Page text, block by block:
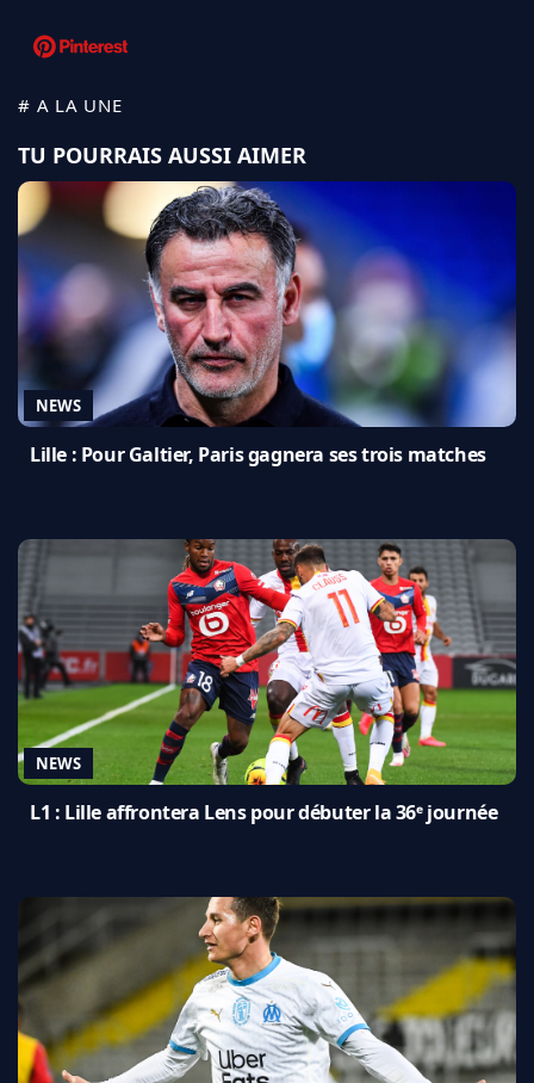
# A LA UNE
TU POURRAIS AUSSI AIMER
NEWS
Lille : Pour Galtier, Paris gagnera ses trois matches
NEWS
L1 : Lille affrontera Lens pour débuter la 36ᵉ journée